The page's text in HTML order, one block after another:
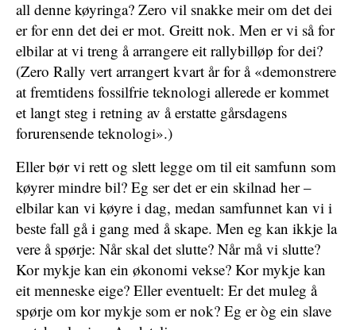
all denne køyringa? Zero vil snakke meir om det dei
er for enn det dei er mot. Greitt nok. Men er vi så for
elbilar at vi treng å arrangere eit rallybilløp for dei?
(Zero Rally vert arrangert kvart år for å «demonstrere
at fremtidens fossilfrie teknologi allerede er kommet
et langt steg i retning av å erstatte gårsdagens
forurensende teknologi».)
Eller bør vi rett og slett legge om til eit samfunn som
køyrer mindre bil? Eg ser det er ein skilnad her –
elbilar kan vi køyre i dag, medan samfunnet kan vi i
beste fall gå i gang med å skape. Men eg kan ikkje la
vere å spørje: Når skal det slutte? Når må vi slutte?
Kor mykje kan ein økonomi vekse? Kor mykje kan
eit menneske eige? Eller eventuelt: Er det muleg å
spørje om kor mykje som er nok? Eg er òg ein slave